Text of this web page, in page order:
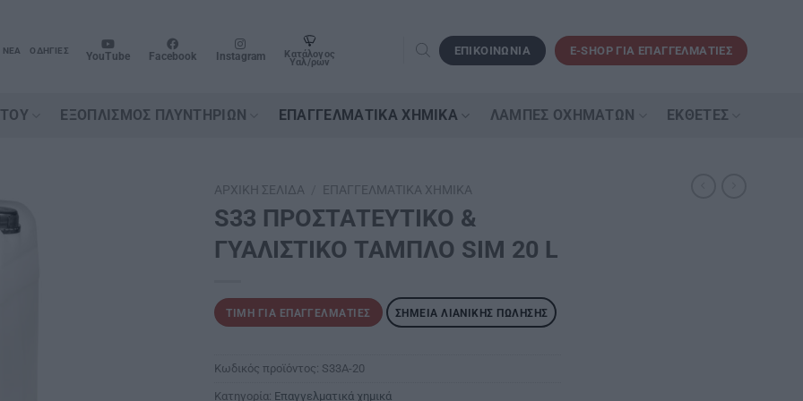
ΝΈΑ ΟΔΗΓΊΕΣ YouTube Facebook Instagram Κατάλογος
Υαλ/ρων
ΕΠΙΚΟΙΝΩΝΙΑ E-SHOP ΓΙΑ ΕΠΑΓΓΕΛΜΑΤΙΕΣ
ΕΞΟΠΛΙΣΜΌΣ ΠΛΥΝΤΗΡΊΩΝ ΕΠΑΓΓΕΛΜΑΤΙΚΆ ΧΗΜΙΚΆ ΛΆΜΠΕΣ ΟΧΗΜΆΤΩΝ ΕΚΘΈΤΕΣ
ΑΡΧΙΚΉ ΣΕΛΊΔΑ ΕΠΑΓΓΕΛΜΑΤΙΚΆ ΧΗΜΙΚΆ
S33 ΠΡΟΣΤΑΤΕΥΤΙΚΟ &
ΓΥΑΛΙΣΤΙΚΟ ΤΑΜΠΛΟ SΙΜ 20 L
ΤΙΜΉ ΓΙΑ ΕΠΑΓΓΕΛΜΑΤΊΕΣ ΣΗΜΕΊΑ ΛΙΑΝΙΚΉΣ ΠΏΛΗΣΗΣ
Κωδικός προϊόντος: S33A-20
Κατηγορία: Επαγγελματικά χημικά